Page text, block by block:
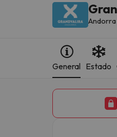
Andorra
General Estado